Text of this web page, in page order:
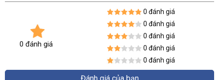
0 đánh giá
0 đánh giá
0 đánh giá
0 đánh giá
0 đánh giá
0 đánh giá